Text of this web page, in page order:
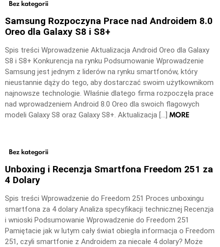
Bez kategorii
Samsung Rozpoczyna Prace nad Androidem 8.0
Oreo dla Galaxy S8 i S8+
Spis treści Wprowadzenie Aktualizacja Android Oreo dla Galaxy
S8 i S8+ Konkurencja na rynku Podsumowanie Wprowadzenie
Samsung jest jednym z liderów na rynku smartfonów, który
nieustannie dąży do tego, aby dostarczać swoim użytkownikom
najnowsze technologie. Właśnie dlatego firma rozpoczęła prace
nad wprowadzeniem Android 8.0 Oreo dla swoich flagowych
modeli Galaxy S8 oraz Galaxy S8+. Aktualizacja […] MORE
Bez kategorii
Unboxing i Recenzja Smartfona Freedom 251 za
4 Dolary
Spis treści Wprowadzenie do Freedom 251 Proces unboxingu
smartfona za 4 dolary Analiza specyfikacji technicznej Recenzja
i wnioski Podsumowanie Wprowadzenie do Freedom 251
Pamiętacie jak w lutym cały świat obiegła informacja o Freedom
251, czyli smartfonie z Androidem za niecałe 4 dolary? Może